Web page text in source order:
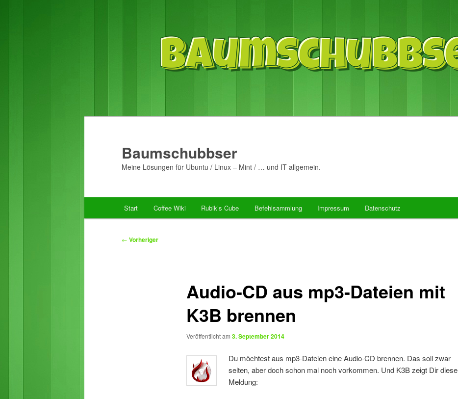
Baumschubbser
Meine Lösungen für Ubuntu / Linux – Mint / … und IT allgemein.
Zum
Start Coffee Wiki Rubik’s Cube Befehlsammlung Impressum Datenschutz
Beitragsnavigation
← Vorheriger
Audio-CD aus mp3-Dateien mit
K3B brennen
Veröffentlicht am 3. September 2014
Du möchtest aus mp3-Dateien eine Audio-CD brennen. Das soll zwar
selten, aber doch schon mal noch vorkommen. Und K3B zeigt Dir diese
Meldung: